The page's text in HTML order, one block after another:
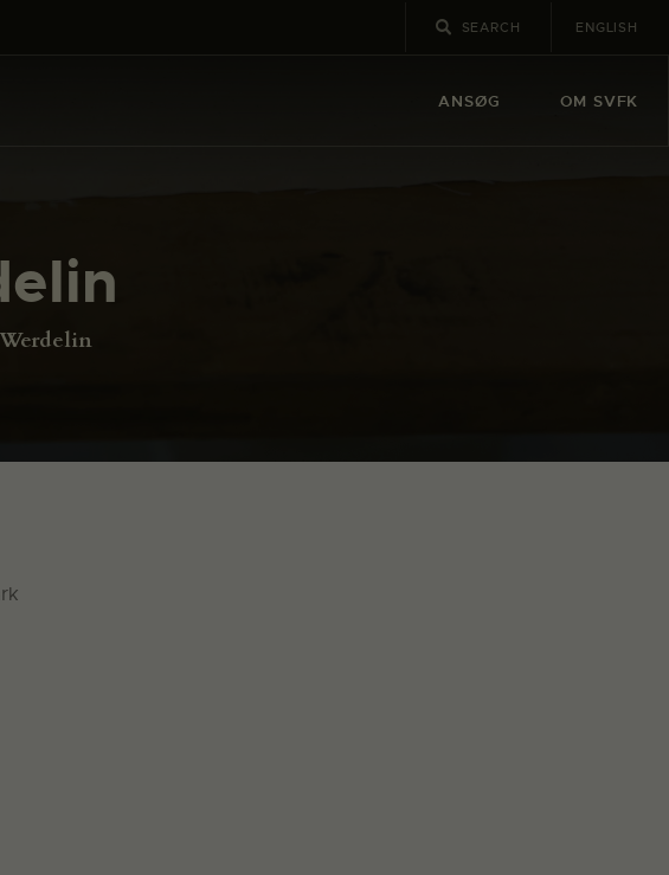
ENGLISH
ANSØG OM SVFK